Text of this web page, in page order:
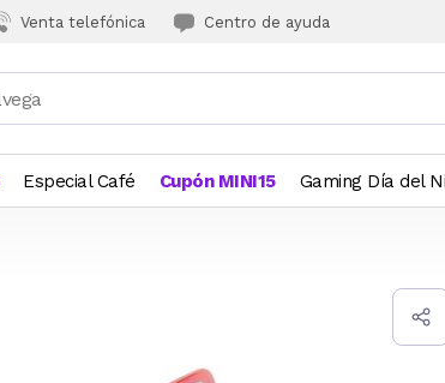
Venta telefónica Centro de ayuda
Especial Café Cupón MINI15 Gaming Día del